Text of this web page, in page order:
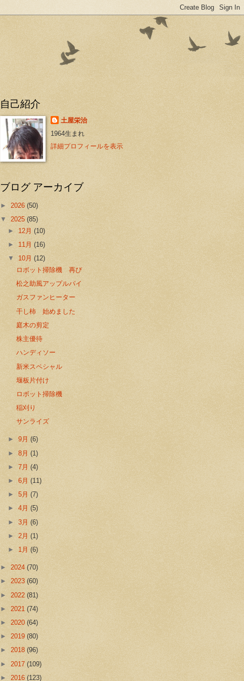
自己紹介
土屋栄治
1964生まれ
詳細プロフィールを表示
ブログ アーカイブ
► 2026 (50)
▼ 2025 (85)
► 12月(10)
► 11月(16)
▼ 10月(12)
ロボット掃除機 再び
松之助風アップルパイ
ガスファンヒーター
干し柿 始めました
庭木の剪定
株主優待
ハンディソー
新米スペシャル
堰板片付け
ロボット掃除機
稲刈り
サンライズ
►9月(6)
►8月(1)
►7月(4)
►6月(11)
►5月(7)
►4月(5)
►3月(6)
► 2月(1)
► 1月(6)
► 2024 (70)
► 2023 (60)
► 2022 (81)
► 2021 (74)
► 2020 (64)
► 2019 (80)
► 2018 (96)
► 2017 (109)
► 2016 (123)